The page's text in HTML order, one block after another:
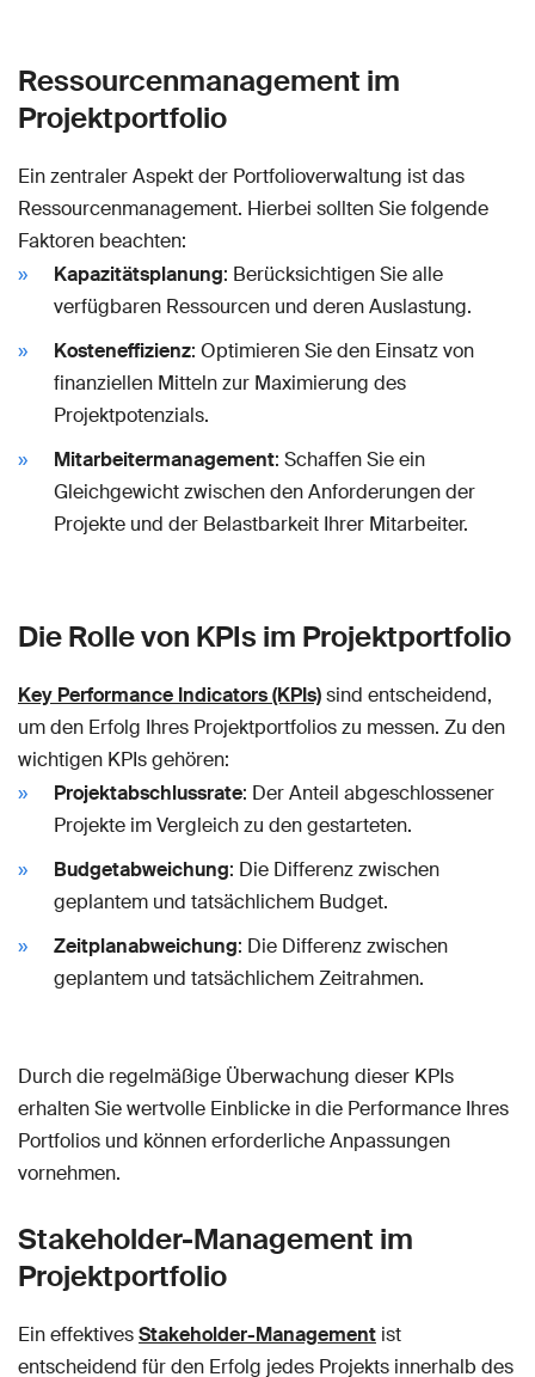
Ressourcenmanagement im
Projektportfolio
Ein zentraler Aspekt der Portfolioverwaltung ist das
Ressourcenmanagement. Hierbei sollten Sie folgende
Faktoren beachten:
Kapazitätsplanung: Berücksichtigen Sie alle
verfügbaren Ressourcen und deren Auslastung.
Kosteneffizienz: Optimieren Sie den Einsatz von
finanziellen Mitteln zur Maximierung des
Projektpotenzials.
Mitarbeitermanagement: Schaffen Sie ein
Gleichgewicht zwischen den Anforderungen der
Projekte und der Belastbarkeit Ihrer Mitarbeiter.
Die Rolle von KPIs im Projektportfolio
Key Performance Indicators (KPIs)sind entscheidend,
um den Erfolg Ihres Projektportfolios zu messen. Zu den
wichtigen KPIs gehören:
Projektabschlussrate: Der Anteil abgeschlossener
Projekte im Vergleich zu den gestarteten.
Budgetabweichung: Die Differenz zwischen
geplantem und tatsächlichem Budget.
Zeitplanabweichung: Die Differenz zwischen
geplantem und tatsächlichem Zeitrahmen.
Durch die regelmäßige Überwachung dieser KPIs
erhalten Sie wertvolle Einblicke in die Performance Ihres
Portfolios und können erforderliche Anpassungen
vornehmen.
Stakeholder-Management im
Projektportfolio
Ein effektivesStakeholder-Management ist
entscheidend für den Erfolg jedes Projekts innerhalb des